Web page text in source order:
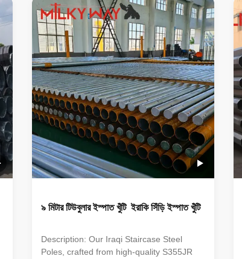
before unload the material in our factory
,otherwise we have our reason to refuse
the material . Before put into production
,all the material must pass the chemical
and physical analysis to make sure that
they have meet the requested
৯ মিটার টিউবুলার ইস্পাত খুঁটি ইরাকি সিঁড়ি ইস্পাত খুঁটি
Description: Our Iraqi Staircase Steel
Poles, crafted from high-quality S355JR